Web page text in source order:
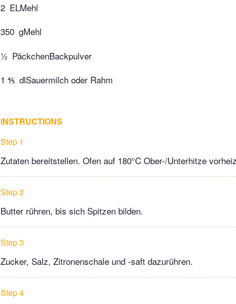
2 ELMehl
350 gMehl
½ PäckchenBackpulver
1 ⅘ dlSauermilch oder Rahm
INSTRUCTIONS
Step 1
Zutaten bereitstellen. Ofen auf 180°C Ober-/Unterhitze
Step 2
Butter rühren, bis sich Spitzen bilden.
Step 3
Zucker, Salz, Zitronenschale und -saft dazurühren.
Step 4